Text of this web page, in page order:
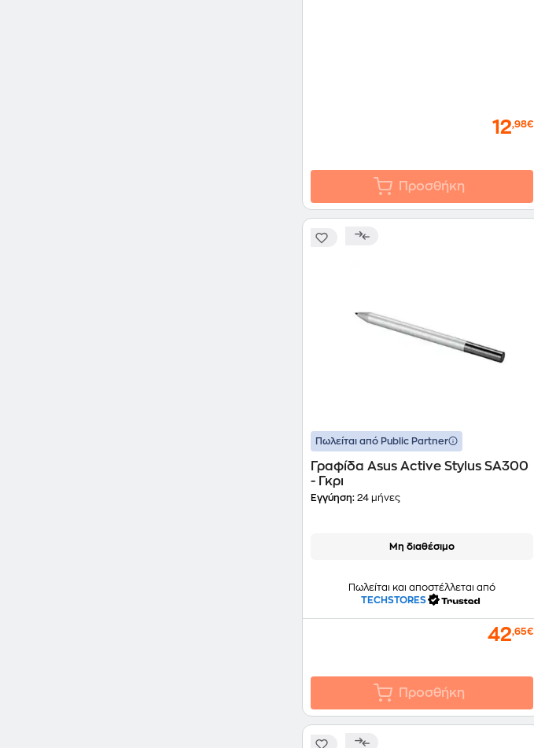
12,98€
Προσθήκη
Πωλείται από Public Partner
Γραφίδα Asus Active Stylus SA300
- Γκρι
Εγγύηση: 24 μήνες
Μη διαθέσιμο
Πωλείται και αποστέλλεται από
TECHSTORES
42,65€
Προσθήκη